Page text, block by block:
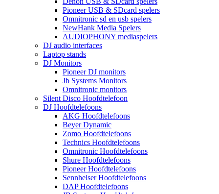
Pioneer USB & SDcard spelers
Omnitronic sd en usb spelers
NewHank Media Spelers
AUDIOPHONY mediaspelers
DJ audio interfaces
Laptop stands
DJ Monitors
Pioneer DJ monitors
Jb Systems Monitors
Omnitronic monitors
Silent Disco Hoofdtelefoon
DJ Hoofdtelefoons
AKG Hoofdtelefoons
Beyer Dynamic
Zomo Hoofdtelefoons
Technics Hoofdtelefoons
Omnitronic Hoofdtelefoons
Shure Hoofdtelefoons
Pioneer Hoofdtelefoons
Sennheiser Hoofdtelefoons
DAP Hoofdtelefoons